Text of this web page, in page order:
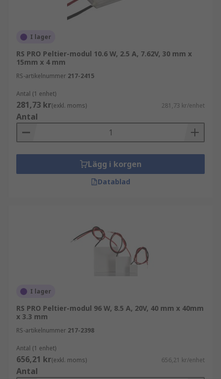
Hur fungerar Peltiereffekten?
Peltiereffekten eller den termoelektriska
effekten liknar Seebeckeffekten men används
huvudsakligen för uppvärmnings- och
kylningsändamål. När elektricitet passerar
genom modulen utvecklas elektroner i ett
halvledarelement och absorberas av det andra.
Detta gör att en sida kan absorbera värme och
den andra utstråla värme, så de varma och kalla
sidorna kan växlas beroende på strömriktningen.
Det är därför dessa moduler är bra på att vända
Konsumentprodukter (bärbara kylare, AC-
Ingenjörsprojekt
Ekologi/Energi
De har några viktiga egenskaper inklusive
Extremt lång livslängd
Nästan perfekt temperaturkontroll
I lager
RS PRO Peltier-modul 10.6 W, 2.5 A, 7.62V, 30 mm x
15mm x 4 mm
RS-artikelnummer 217-2415
Antal (1 enhet)
281,73 kr(exkl. moms) 281,73 kr/enhet
Antal
Lägg i korgen
Datablad
I lager
RS PRO Peltier-modul 96 W, 8.5 A, 20V, 40 mm x 40mm
x 3.3 mm
RS-artikelnummer 217-2398
Antal (1 enhet)
656,21 kr(exkl. moms) 656,21 kr/enhet
Antal